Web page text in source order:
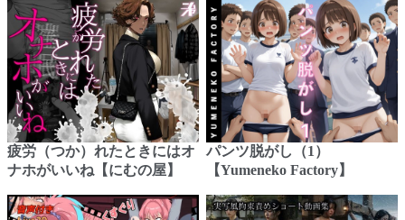
疲労（つか）れたときにはオ
ナホがいいね【にむの屋】
パンツ脱がし（1）
【Yumeneko Factory】